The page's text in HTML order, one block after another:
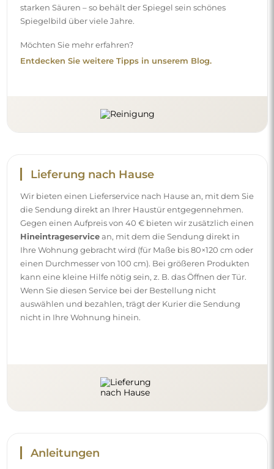
starken Säuren – so behält der Spiegel sein schönes
Spiegelbild über viele Jahre.
Möchten Sie mehr erfahren?
Entdecken Sie weitere Tipps in unserem Blog.
Lieferung nach Hause
Wir bieten einen Lieferservice nach Hause an, mit dem Sie
die Sendung direkt an Ihrer Haustür entgegennehmen.
Gegen einen Aufpreis von 40 € bieten wir zusätzlich einen
Hineintrageservicean, mit dem die Sendung direkt in
Ihre Wohnung gebracht wird (für Maße bis 80×120 cm oder
einen Durchmesser von 100 cm). Bei größeren Produkten
kann eine kleine Hilfe nötig sein, z. B. das Öffnen der Tür.
Wenn Sie diesen Service bei der Bestellung nicht
auswählen und bezahlen, trägt der Kurier die Sendung
nicht in Ihre Wohnung hinein.
Anleitungen